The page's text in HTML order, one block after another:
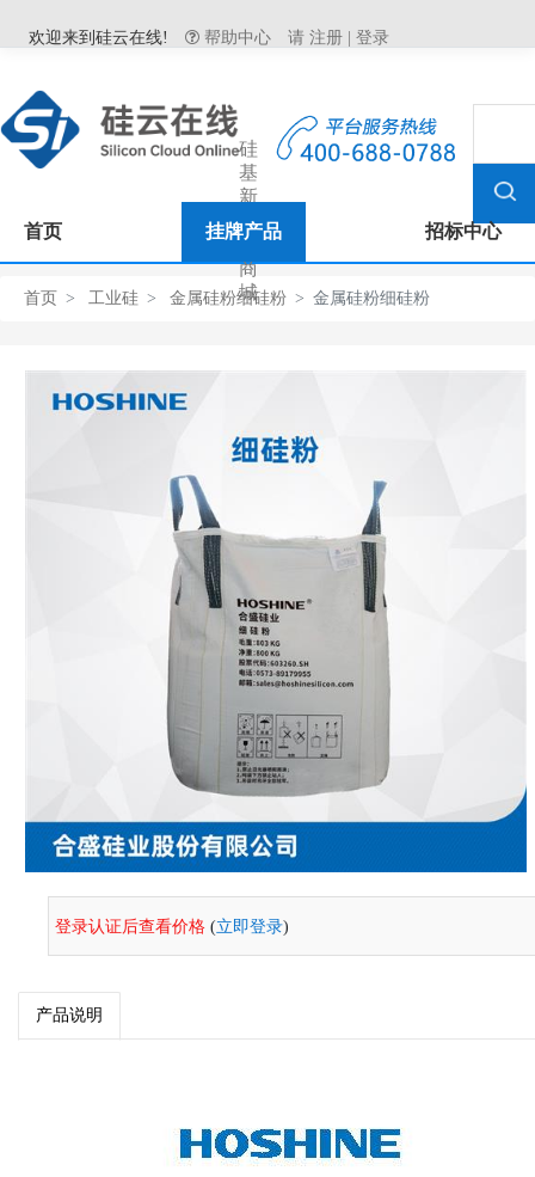
欢迎来到硅云在线! 帮助中心 请 注册 登录
硅
基
新
材
料
商
城
首页 挂牌产品 招标中心
首页 工业硅 金属硅粉细硅粉 金属硅粉细硅粉
登录认证后查看价格 (立即登录)
产品说明